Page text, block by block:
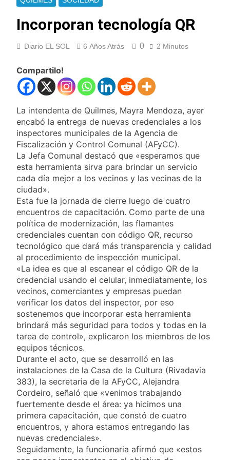
Almagro con la mira
puesta en el Reducido
3 Horas Atrás
La crisis económica
también llega a los
buscan ayuda pide
alimentos, dinero o
Economía en dos
velocidades
22 Horas Atrás
Lionel Messi llegará a
Rosario para
despedir a su padre
Jorge Messi
23 Horas Atrás
Murió Jorge Messi,
padre de Lionel
Messi, a los 68 años
1 Día Atrás
Thiago Medina fue
imputado
formalmente por
abuso sexual
1 Día Atrás
La CGT y las dos
CTA profundizan su
plan de lucha con
nuevas marchas
contra el Gobierno
1 Día Atrás
La noche del Afro
Quilmeño: boxeo de
primer nivel en la sede
de Quilmes
2 Días Atrás
La Diócesis de
Quilmes celebró la
visita del Papa León
XIV a la Argentina
2 Días Atrás
Figuras de la cultura
se sumaron a la
marcha frente al
Congreso contra la
Privada
2 Días Atrás
negativa para los
activos argentinos:
cayeron las acciones
en Wall Street y el
riesgo país quedó al
borde de los 450
puntos
2 Días Atrás
Jorge Macri condenó
los disturbios frente
al Congreso y
calificó a los
responsables como
«delincuentes
2 Días Atrás
Día Internacional de
la Cerveza: los tres
secretos para
correctamente
El frío polar se
instala en Buenos
Incorporan tecnología QR
Diario EL SOL 6 Años Atrás 0 2 Minutos
Compartilo!
La intendenta de Quilmes, Mayra Mendoza, ayer
encabó la entrega de nuevas credenciales a los
inspectores municipales de la Agencia de
Fiscalización y Control Comunal (AFyCC).
La Jefa Comunal destacó que «esperamos que
esta herramienta sirva para brindar un servicio
cada día mejor a los vecinos y las vecinas de la
ciudad».
Esta fue la jornada de cierre luego de cuatro
encuentros de capacitación. Como parte de una
política de modernización, las flamantes
credenciales cuentan con código QR, recurso
tecnológico que dará más transparencia y calidad
al procedimiento de inspección municipal.
«La idea es que al escanear el código QR de la
credencial usando el celular, inmediatamente, los
vecinos, comerciantes y empresas puedan
verificar los datos del inspector, por eso
sostenemos que incorporar esta herramienta
brindará más seguridad para todos y todas en la
tarea de control», explicaron los miembros de los
equipos técnicos.
Durante el acto, que se desarrolló en las
instalaciones de la Casa de la Cultura (Rivadavia
383), la secretaria de la AFyCC, Alejandra
Cordeiro, señaló que «venimos trabajando
fuertemente desde el área: ya hicimos una
primera capacitación, que constó de cuatro
encuentros, y ahora estamos entregando las
nuevas credenciales».
Seguidamente, la funcionaria afirmó que «estos